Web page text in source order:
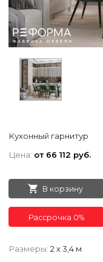
Кухонный гарнитур
Цена: от 66 112 руб.
В корзину
Рассрочка 0%
Размеры: 2 х 3,4 м